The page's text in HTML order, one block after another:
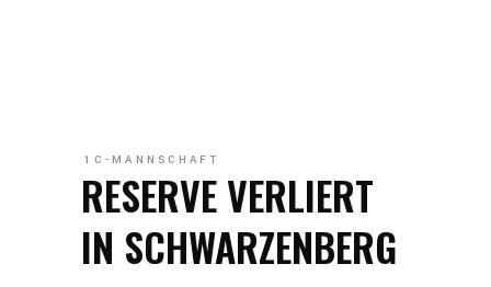
1C-MANNSCHAFT
RESERVE VERLIERT
IN SCHWARZENBERG